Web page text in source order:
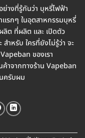
างที่รู้กันว่า บุหรี่ไฟฟ้า
แรกๆ ในอุตสาหกรรมบุหรี่
ต ที่ผลิต และ เปิดตัว
ำหรับ ใครที่ยังไม่รู้ว่า จะ
ของเรา
าจากทางร้าน Vapeban
ครับผม